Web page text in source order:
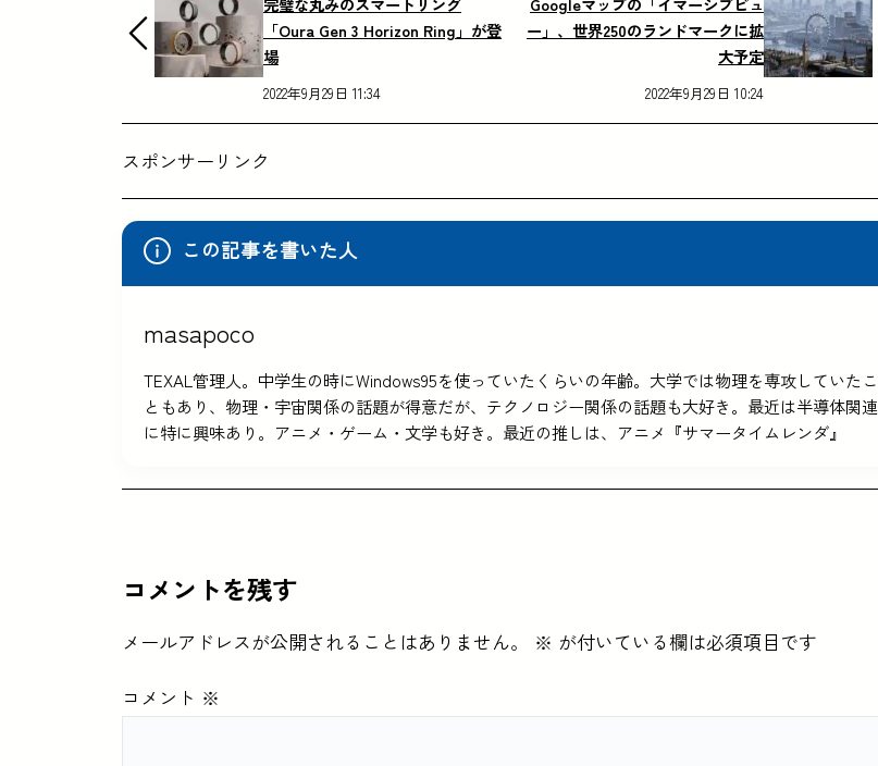
「Oura Gen 3 Horizon Ring」が登
場
2022年9月29日 11:34
ー」、世界250のランドマークに拡
大予定
2022年9月29日 10:24
スポンサーリンク
この記事を書いた人
masapoco
TEXAL管理人。中学生の時にWindows95を使っていたくらいの年齢。大学では物理を専攻していたこ
ともあり、物理・宇宙関係の話題が得意だが、テクノロジー関係の話題も大好き。最近は半導体関連
に特に興味あり。アニメ・ゲーム・文学も好き。最近の推しは、アニメ『サマータイムレンダ』
コメントを残す
メールアドレスが公開されることはありません。 ※ が付いている欄は必須項目です
コメント ※